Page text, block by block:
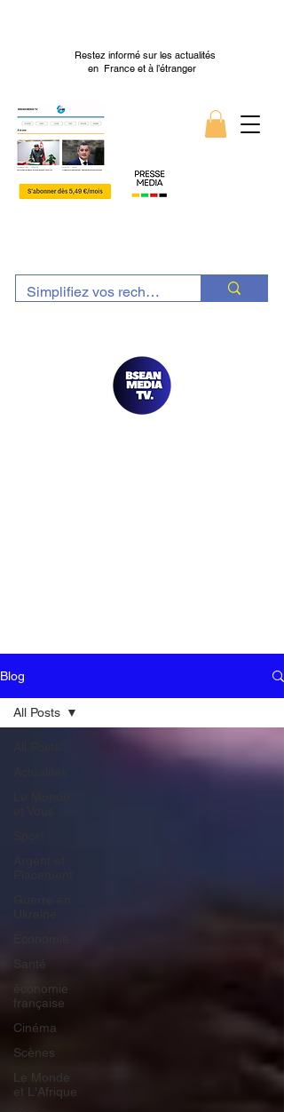
Restez informé sur les actualités
en France et à l’étranger
Blog
économie
française
Cinéma
Scènes
Le Monde
et L'Afrique
All Posts